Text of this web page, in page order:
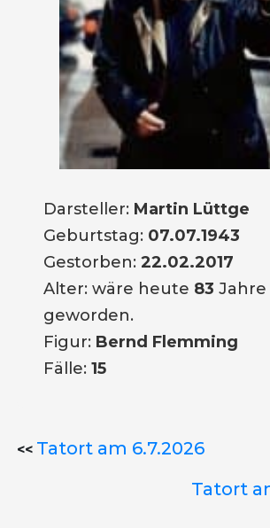
Darsteller: Martin Lüttge
Geburtstag: 07.07.1943
Gestorben:22.02.2017
Alter: wäre heute 83 Jahre
geworden.
Figur: Bernd Flemming
Fälle:15
<< Tatort am 6.7.2026
Tatort